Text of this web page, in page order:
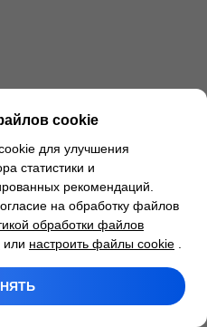
cookie
для улучшения
статистики и
рекомендаций.
на обработку файлов
обработки файлов
или настроить файлы cookie